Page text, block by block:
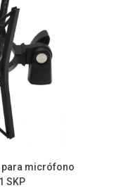
para micrófono
SKP